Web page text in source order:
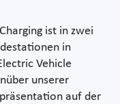
ist in zwei
in
Vehicle
unserer
auf der